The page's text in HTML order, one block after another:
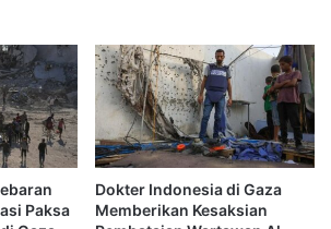
Paksa
Dokter Indonesia di Gaza
Memberikan Kesaksian